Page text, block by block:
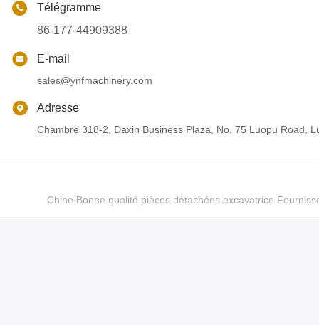
Télégramme
86-177-44909388
E-mail
sales@ynfmachinery.com
Adresse
Chambre 318-2, Daxin Business Plaza, No. 75 Luopu Road,
Chine Bonne qualité pièces détachées excavatrice